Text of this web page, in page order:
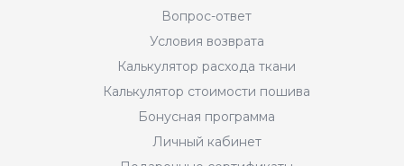
Вопрос-ответ
Условия возврата
Калькулятор расхода ткани
Калькулятор стоимости пошива
Бонусная программа
Личный кабинет